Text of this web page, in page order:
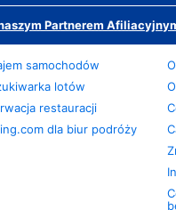
Partnerem
samochodów
lotów
restauracji
dla biur podróży